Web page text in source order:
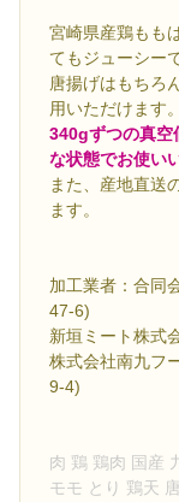
宮崎県産鶏もも
てもジューシー
唐揚げはもちろ
用いただけます。
340gずつの真空
な状態でお使い
また、産地直送
ます。
加工業者：合同
47-6)
新垣ミート株式
株式会社南九フ
9-4)
肉 鶏 鶏肉 国産
モモ とり 鶏天